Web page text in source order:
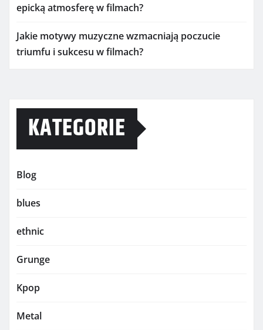
epicką atmosferę w filmach?
Jakie motywy muzyczne wzmacniają poczucie
triumfu i sukcesu w filmach?
KATEGORIE
Blog
blues
ethnic
Grunge
Kpop
Metal